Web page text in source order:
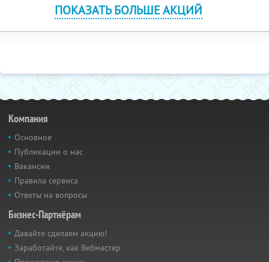
ПОКАЗАТЬ БОЛЬШЕ АКЦИЙ
Компания
Основное
Публикации о нас
Вакансии
Правила сервиса
Ответы на вопросы
Бизнес-Партнёрам
Давайте сделаем акцию!
Заработайте, как Вебмастер